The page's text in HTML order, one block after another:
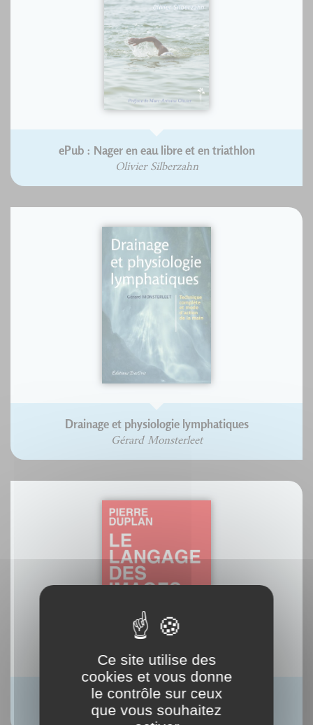
ePub : Nager en eau libre et en triathlon
Olivier Silberzahn
Drainage et physiologie lymphatiques
Gérard Monsterleet
Ebook : Le langage des images
Pierre Duplan
Ce site utilise des
cookies et vous donne
le contrôle sur ceux
que vous souhaitez